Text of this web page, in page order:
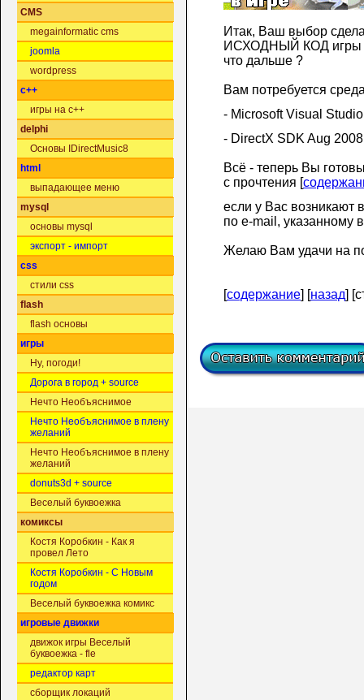
CMS
megainformatic cms
joomla
wordpress
c++
игры на c++
delphi
Основы IDirectMusic8
html
выпадающее меню
mysql
основы mysql
экспорт - импорт
css
стили css
flash
flash основы
игры
Ну, погоди!
Дорога в город + source
Нечто Необъяснимое
Нечто Необъяснимое в плену
желаний
Нечто Необъяснимое в плену
желаний
donuts3d + source
Веселый буквоежка
комиксы
Костя Коробкин - Как я
провел Лето
Костя Коробкин - С Новым
годом
Веселый буквоежка комикс
игровые движки
движок игры Веселый
буквоежка - fle
редактор карт
сборщик локаций
Итак, Ваш выбор
ИСХОДНЫЙ КОД игры
что дальше ?
Вам потребуется
- Microsoft Visual
- DirectX SDK Aug
Всё - теперь Вы
с прочтения [
если у Вас возникают
по e-mail, указанному
Желаю Вам удачи на
[содержание] [назад]